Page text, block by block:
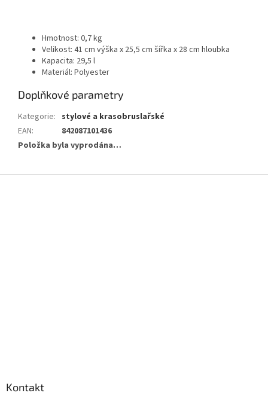
Hmotnost: 0,7 kg
Velikost: 41 cm výška x 25,5 cm šířka x 28 cm hloubka
Kapacita: 29,5 l
Materiál: Polyester
Doplňkové parametry
Kategorie: stylové a krasobruslařské
EAN:
842087101436
Položka byla vyprodána…
Kontakt